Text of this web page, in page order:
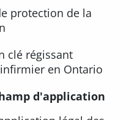
protection de la
clé régissant
en Ontario
d'application